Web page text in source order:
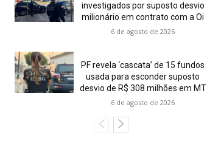
investigados por suposto desvio
milionário em contrato com a Oi
6 de agosto de 2026
PF revela ‘cascata’ de 15 fundos
usada para esconder suposto
desvio de R$ 308 milhões em MT
6 de agosto de 2026